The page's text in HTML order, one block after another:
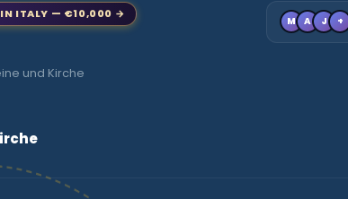
IN ITALY — €10,000 →
und Kirche
M A J +